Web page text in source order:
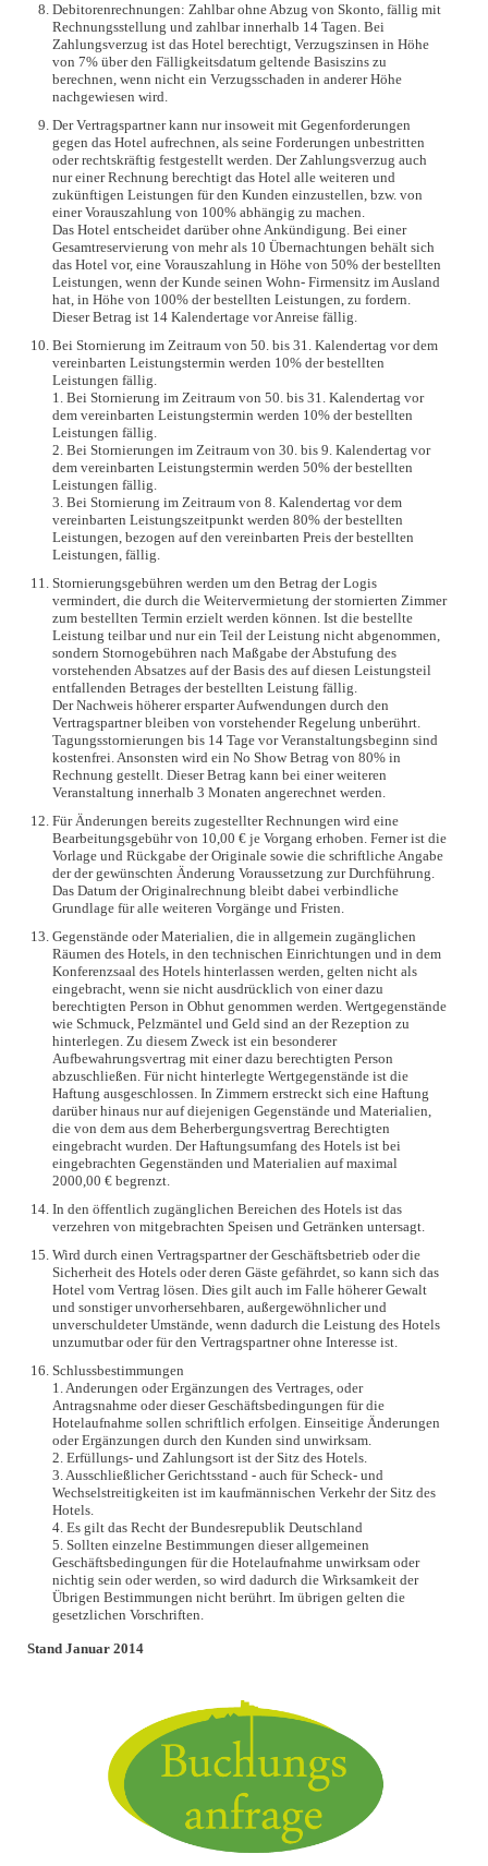
Debitorenrechnungen: Zahlbar ohne Abzug von Skonto, fällig mit
Rechnungsstellung und zahlbar innerhalb 14 Tagen. Bei
Zahlungsverzug ist das Hotel berechtigt, Verzugszinsen in Höhe
von 7% über den Fälligkeitsdatum geltende Basiszins zu
berechnen, wenn nicht ein Verzugsschaden in anderer Höhe
nachgewiesen wird.
Der Vertragspartner kann nur insoweit mit Gegenforderungen
gegen das Hotel aufrechnen, als seine Forderungen unbestritten
oder rechtskräftig festgestellt werden. Der Zahlungsverzug auch
nur einer Rechnung berechtigt das Hotel alle weiteren und
zukünftigen Leistungen für den Kunden einzustellen, bzw. von
einer Vorauszahlung von 100% abhängig zu machen.
Das Hotel entscheidet darüber ohne Ankündigung. Bei einer
Gesamtreservierung von mehr als 10 Übernachtungen behält sich
das Hotel vor, eine Vorauszahlung in Höhe von 50% der bestellten
Leistungen, wenn der Kunde seinen Wohn- Firmensitz im Ausland
hat, in Höhe von 100% der bestellten Leistungen, zu fordern.
Dieser Betrag ist 14 Kalendertage vor Anreise fällig.
Bei Stornierung im Zeitraum von 50. bis 31. Kalendertag vor dem
vereinbarten Leistungstermin werden 10% der bestellten
Leistungen fällig.
1. Bei Stornierung im Zeitraum von 50. bis 31. Kalendertag vor
dem vereinbarten Leistungstermin werden 10% der bestellten
Leistungen fällig.
2. Bei Stornierungen im Zeitraum von 30. bis 9. Kalendertag vor
dem vereinbarten Leistungstermin werden 50% der bestellten
Leistungen fällig.
3. Bei Stornierung im Zeitraum von 8. Kalendertag vor dem
vereinbarten Leistungszeitpunkt werden 80% der bestellten
Leistungen, bezogen auf den vereinbarten Preis der bestellten
Leistungen, fällig.
Stornierungsgebühren werden um den Betrag der Logis
vermindert, die durch die Weitervermietung der stornierten Zimmer
zum bestellten Termin erzielt werden können. Ist die bestellte
Leistung teilbar und nur ein Teil der Leistung nicht abgenommen,
sondern Stornogebühren nach Maßgabe der Abstufung des
vorstehenden Absatzes auf der Basis des auf diesen Leistungsteil
entfallenden Betrages der bestellten Leistung fällig.
Der Nachweis höherer ersparter Aufwendungen durch den
Vertragspartner bleiben von vorstehender Regelung unberührt.
Tagungsstornierungen bis 14 Tage vor Veranstaltungsbeginn sind
kostenfrei. Ansonsten wird ein No Show Betrag von 80% in
Rechnung gestellt. Dieser Betrag kann bei einer weiteren
Veranstaltung innerhalb 3 Monaten angerechnet werden.
Für Änderungen bereits zugestellter Rechnungen wird eine
Bearbeitungsgebühr von 10,00 € je Vorgang erhoben. Ferner ist die
Vorlage und Rückgabe der Originale sowie die schriftliche Angabe
der der gewünschten Änderung Voraussetzung zur Durchführung.
Das Datum der Originalrechnung bleibt dabei verbindliche
Grundlage für alle weiteren Vorgänge und Fristen.
Gegenstände oder Materialien, die in allgemein zugänglichen
Räumen des Hotels, in den technischen Einrichtungen und in dem
Konferenzsaal des Hotels hinterlassen werden, gelten nicht als
eingebracht, wenn sie nicht ausdrücklich von einer dazu
berechtigten Person in Obhut genommen werden. Wertgegenstände
wie Schmuck, Pelzmäntel und Geld sind an der Rezeption zu
hinterlegen. Zu diesem Zweck ist ein besonderer
Aufbewahrungsvertrag mit einer dazu berechtigten Person
abzuschließen. Für nicht hinterlegte Wertgegenstände ist die
Haftung ausgeschlossen. In Zimmern erstreckt sich eine Haftung
darüber hinaus nur auf diejenigen Gegenstände und Materialien,
die von dem aus dem Beherbergungsvertrag Berechtigten
eingebracht wurden. Der Haftungsumfang des Hotels ist bei
eingebrachten Gegenständen und Materialien auf maximal
2000,00 € begrenzt.
In den öffentlich zugänglichen Bereichen des Hotels ist das
verzehren von mitgebrachten Speisen und Getränken untersagt.
Wird durch einen Vertragspartner der Geschäftsbetrieb oder die
Sicherheit des Hotels oder deren Gäste gefährdet, so kann sich das
Hotel vom Vertrag lösen. Dies gilt auch im Falle höherer Gewalt
und sonstiger unvorhersehbaren, außergewöhnlicher und
unverschuldeter Umstände, wenn dadurch die Leistung des Hotels
unzumutbar oder für den Vertragspartner ohne Interesse ist.
Schlussbestimmungen
1. Anderungen oder Ergänzungen des Vertrages, oder
Antragsnahme oder dieser Geschäftsbedingungen für die
Hotelaufnahme sollen schriftlich erfolgen. Einseitige Änderungen
oder Ergänzungen durch den Kunden sind unwirksam.
2. Erfüllungs- und Zahlungsort ist der Sitz des Hotels.
3. Ausschließlicher Gerichtsstand - auch für Scheck- und
Wechselstreitigkeiten ist im kaufmännischen Verkehr der Sitz des
Hotels.
4. Es gilt das Recht der Bundesrepublik Deutschland
5. Sollten einzelne Bestimmungen dieser allgemeinen
Geschäftsbedingungen für die Hotelaufnahme unwirksam oder
nichtig sein oder werden, so wird dadurch die Wirksamkeit der
Übrigen Bestimmungen nicht berührt. Im übrigen gelten die
gesetzlichen Vorschriften.
Stand Januar 2014